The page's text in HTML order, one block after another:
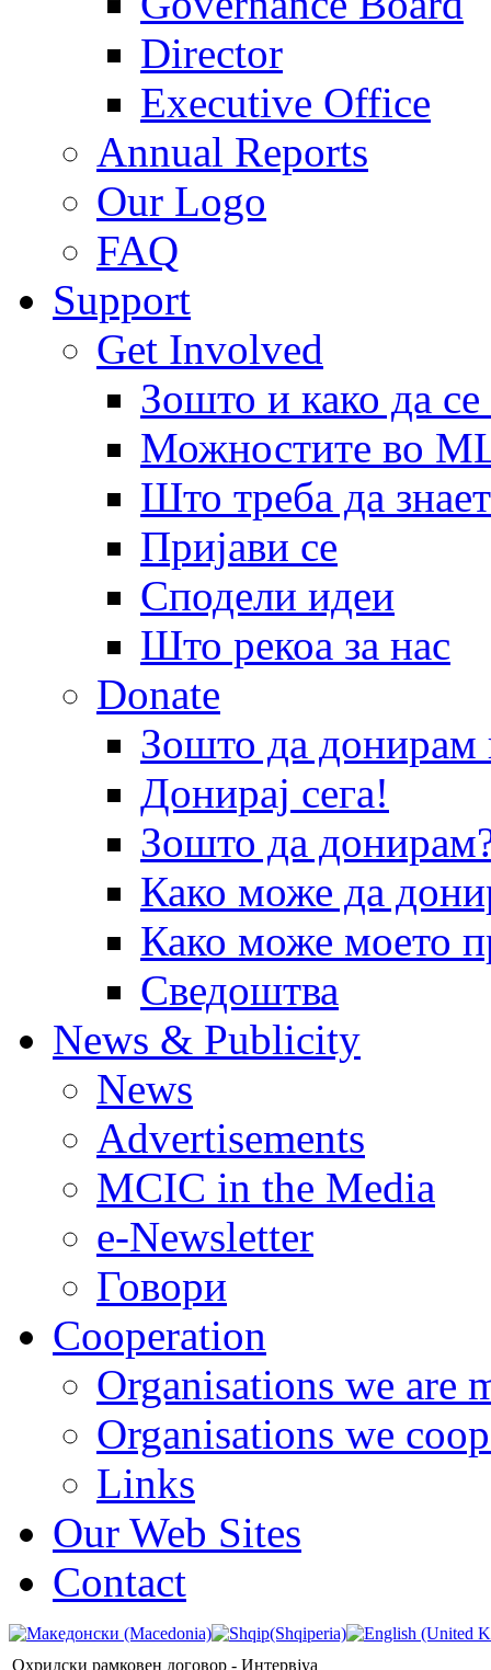
Director
Executive Office
Annual Reports
Our Logo
FAQ
Support
Get Involved
Зошто и како да
Можностите во
Што треба да
Пријави се
Сподели идеи
Што рекоа за нас
Donate
Зошто да
Донирај сега!
Зошто да
Како може да
Како може моето
Сведоштва
News & Publicity
News
Advertisements
MCIC in the Media
e-Newsletter
Говори
Cooperation
Organisations we are
Organisations we
Links
Our Web Sites
Contact
Охридски рамковен договор - Интервјуа